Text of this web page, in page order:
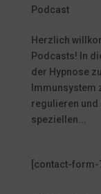
Podcast
Herzlich
Podcasts! In
der Hypnose
Immunsystem
regulieren und
speziellen...
[contact-form-